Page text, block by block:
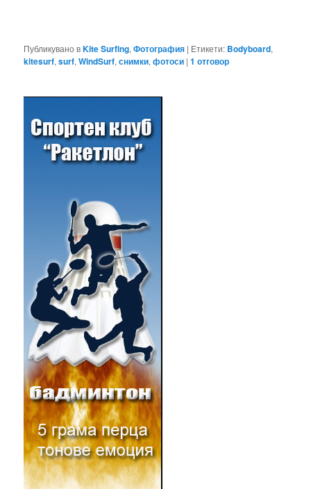
Публикувано вKite Surfing,Фотография | Етикети: Bodyboard,
kitesurf,surf,WindSurf,снимки,фотоси |1 отговор